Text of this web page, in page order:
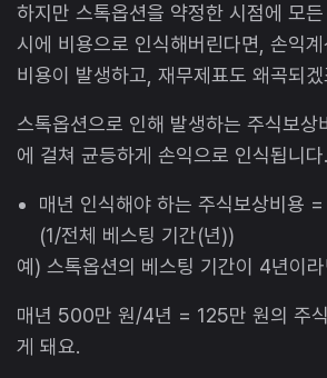
하지만 스톡옵션을 약정한 시점에 모
시에 비용으로 인식해버린다면, 손익
비용이 발생하고, 재무제표도 왜곡되겠
스톡옵션으로 인해 발생하는 주식보상
에 걸쳐 균등하게 손익으로 인식됩니다.
매년 인식해야 하는 주식보상비용
(1/전체 베스팅 기간(년))
예) 스톡옵션의 베스팅 기간이 4년이
매년 500만 원/4년 = 125만 원의 주
게 돼요.